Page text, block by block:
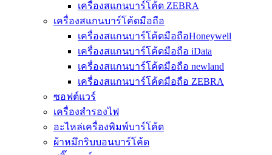
เครื่องสแกนบาร์โค้ด ZEBRA
เครื่องสแกนบาร์โค้ดมือถือ
เครื่องสแกนบาร์โค้ดมือถือHoneywell
เครื่องสแกนบาร์โค้ดมือถือ iData
เครื่องสแกนบาร์โค้ดมือถือ newland
เครื่องสแกนบาร์โค้ดมือถือ ZEBRA
ซอฟต์แวร์
เครื่องสำรองไฟ
อะไหล่เครื่องพิมพ์บาร์โค้ด
ผ้าหมึกริบบอนบาร์โค้ด